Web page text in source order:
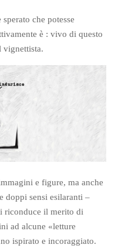
che potesse
è : vivo di questo
vignettista.
e figure, ma anche
doppi sensi esilaranti –
riconduce il merito di
ad alcune «letture
ispirato e incoraggiato.